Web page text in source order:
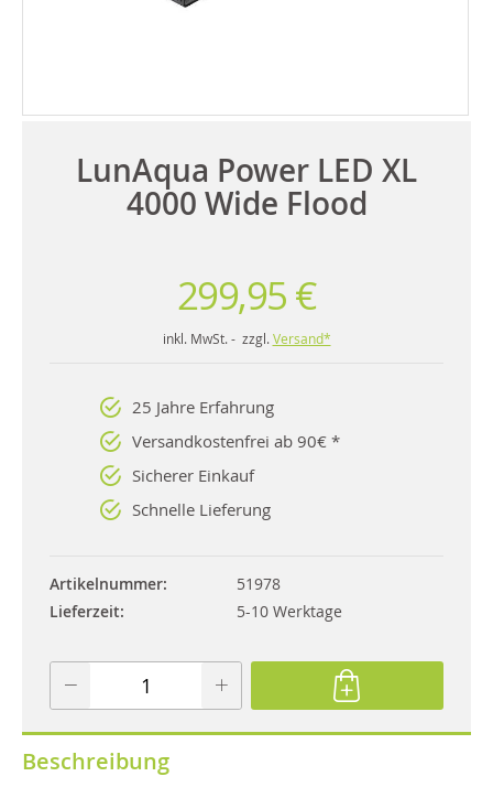
LunAqua Power LED XL
4000 Wide Flood
299,95 €
inkl. MwSt. - zzgl. Versand*
25 Jahre Erfahrung
Versandkostenfrei ab 90€ *
Sicherer Einkauf
Schnelle Lieferung
Artikelnummer
51978
Lieferzeit
5-10 Werktage
Beschreibung